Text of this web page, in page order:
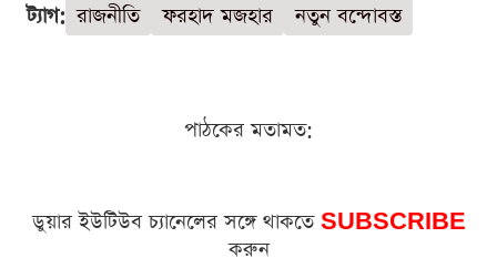
ট্যাগ: রাজনীতি ফরহাদ মজহার নতুন বন্দোবস্ত
পাঠকের মতামত:
ডুয়ার ইউটিউব চ্যানেলের সঙ্গে থাকতে SUBSCRIBE
করুন